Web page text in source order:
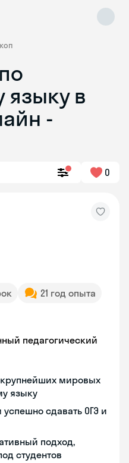
языку в
-
0
21 год опыта
педагогический
крупнейших мировых
языку
сдавать ОГЭ и
подход,
студентов